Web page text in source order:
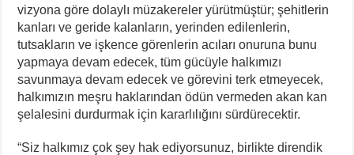
vizyona göre dolaylı müzakereler yürütmüştür; şehitlerin
kanları ve geride kalanların, yerinden edilenlerin,
tutsakların ve işkence görenlerin acıları onuruna bunu
yapmaya devam edecek, tüm gücüyle halkımızı
savunmaya devam edecek ve görevini terk etmeyecek,
halkımızın meşru haklarından ödün vermeden akan kan
şelalesini durdurmak için kararlılığını sürdürecektir.
“Siz halkımız çok şey hak ediyorsunuz, birlikte direndik